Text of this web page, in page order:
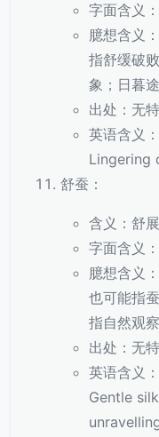
字面含义
臆想含义
指舒缓破
象；日暮途
出处：无
英语含义
Lingering
舒蚕：
含义：舒
字面含义
臆想含义
也可能指
指自然观
出处：无
英语含义
Gentle